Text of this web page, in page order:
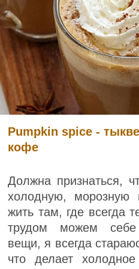
Pumpkin spice -
кофе
Должна признаться,
холодную, морозную
жить там, где всегда
трудом можем себе
вещи, я всегда
что делает